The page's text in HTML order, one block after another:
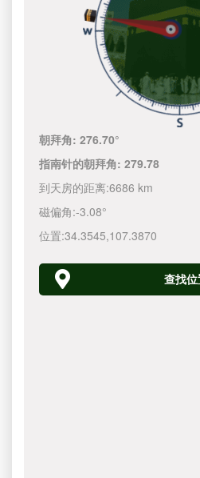
朝拜角:276.70°
指南针的朝拜角:279.78
到天房的距离:6686 km
磁偏角:-3.08°
位置:34.3545,107.3870
查找